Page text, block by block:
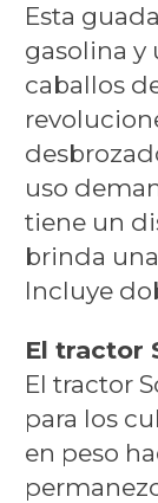
Esta
gasolina y
caballos
uso
tiene un
brinda
Incluye
El tractor
El tractor
para los
en peso